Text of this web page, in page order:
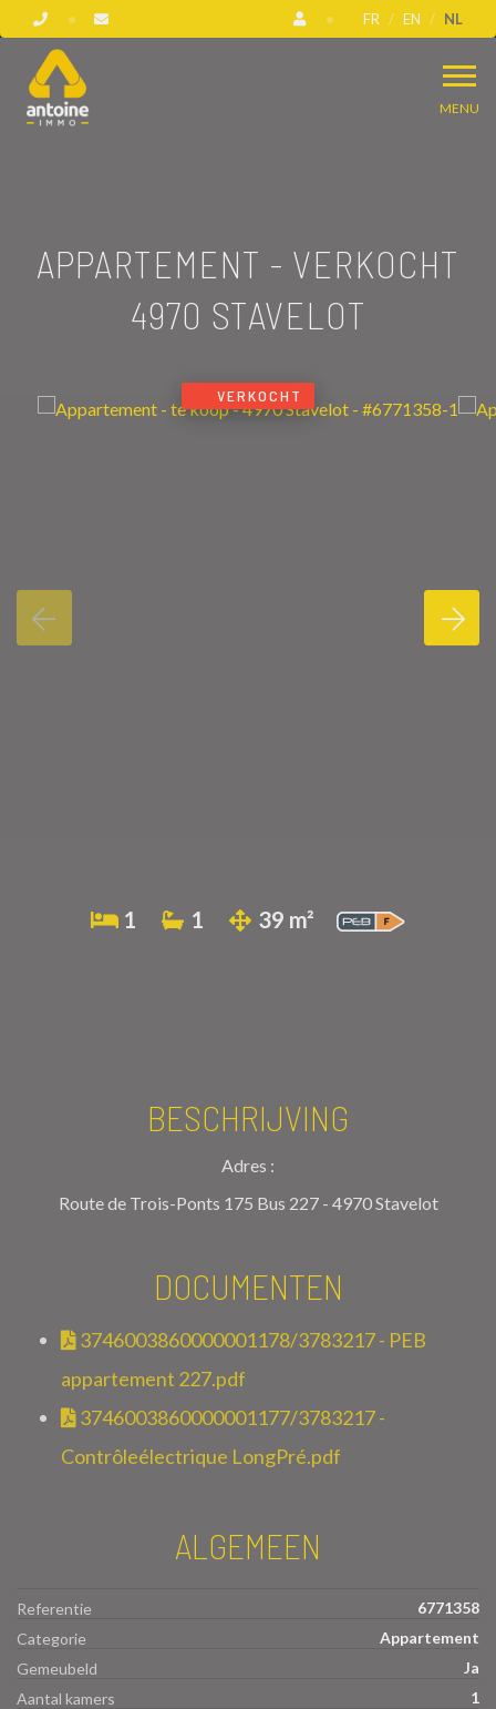
FR EN NL
MENU
APPARTEMENT - VERKOCHT
4970 STAVELOT
VERKOCHT
1 1 39 m²
BESCHRIJVING
Adres :
Route de Trois-Ponts 175 Bus 227 - 4970 Stavelot
DOCUMENTEN
3746003860000001178/3783217 - PEB
appartement 227.pdf
3746003860000001177/3783217 -
Contrôleélectrique LongPré.pdf
ALGEMEEN
Referentie
6771358
Categorie
Appartement
Gemeubeld
Ja
Aantal kamers
1